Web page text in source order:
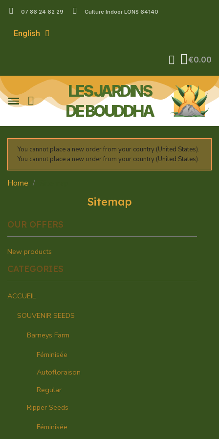
07 86 24 62 29 Culture Indoor LONS 64140
English
€0.00
LES JARDINS
DE BOUDDHA
You cannot place a new order from your country (United States).
You cannot place a new order from your country (United States).
Home
Sitemap
OUR OFFERS
New products
CATEGORIES
ACCUEIL
SOUVENIR SEEDS
Barneys Farm
Féminisée
Autofloraison
Regular
Ripper Seeds
Féminisée